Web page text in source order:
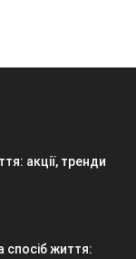
акції, тренди
спосіб життя: